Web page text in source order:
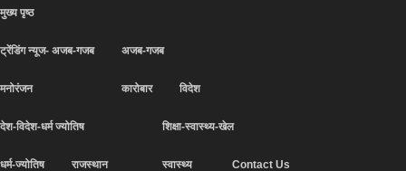
मुख्य पृष्ठ
ट्रेंडिंग न्यूज- अजब-गजब
मनोरंजन
अजब-गजब
कारोबार विदेश
देश-विदेश-धर्म ज्योतिष
धर्म-ज्योतिष राजस्थान
शिक्षा-स्वास्थ्य-खेल
स्वास्थ्य Contact Us